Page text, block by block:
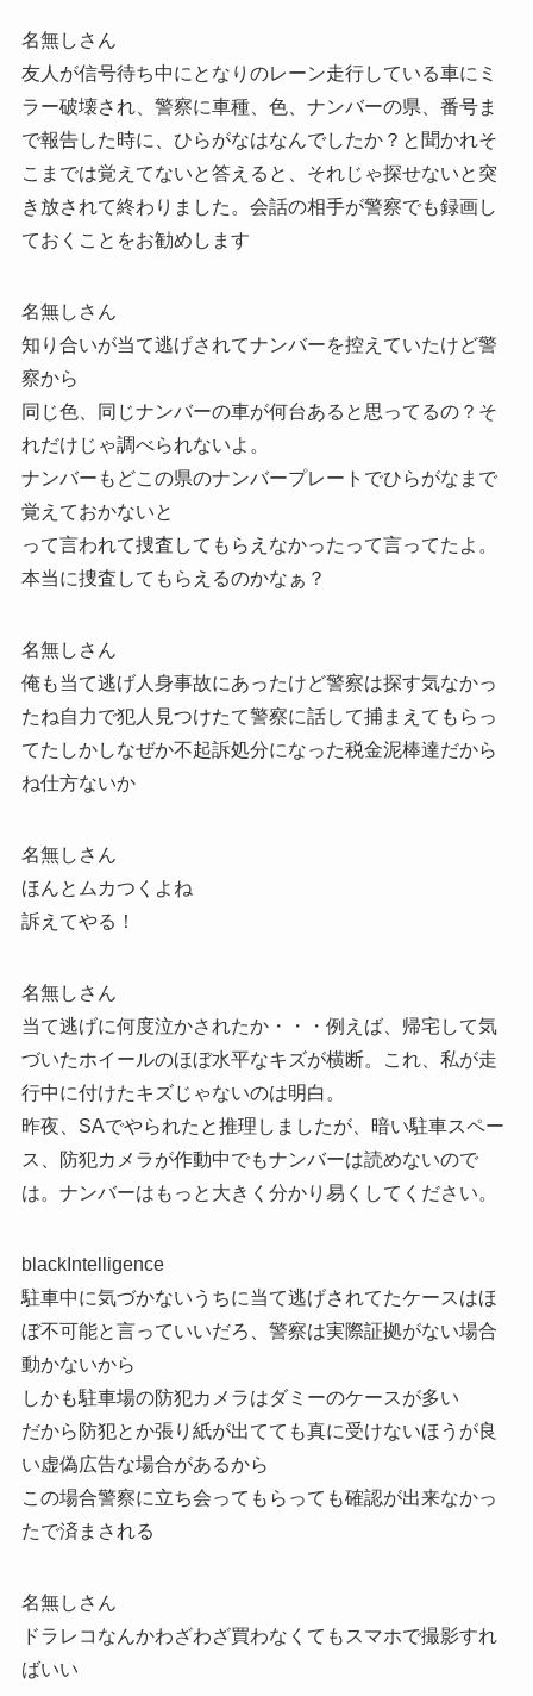
名無しさん
友人が信号待ち中にとなりのレーン走行している車にミ
ラー破壊され、警察に車種、色、ナンバーの県、番号ま
で報告した時に、ひらがなはなんでしたか？と聞かれそ
こまでは覚えてないと答えると、それじゃ探せないと突
き放されて終わりました。会話の相手が警察でも録画し
ておくことをお勧めします
名無しさん
知り合いが当て逃げされてナンバーを控えていたけど警
察から
同じ色、同じナンバーの車が何台あると思ってるの？そ
れだけじゃ調べられないよ。
ナンバーもどこの県のナンバープレートでひらがなまで
覚えておかないと
って言われて捜査してもらえなかったって言ってたよ。
本当に捜査してもらえるのかなぁ？
名無しさん
俺も当て逃げ人身事故にあったけど警察は探す気なかっ
たね自力で犯人見つけたて警察に話して捕まえてもらっ
てたしかしなぜか不起訴処分になった税金泥棒達だから
ね仕方ないか
名無しさん
ほんとムカつくよね
訴えてやる！
名無しさん
当て逃げに何度泣かされたか・・・例えば、帰宅して気
づいたホイールのほぼ水平なキズが横断。これ、私が走
行中に付けたキズじゃないのは明白。
昨夜、SAでやられたと推理しましたが、暗い駐車スペー
ス、防犯カメラが作動中でもナンバーは読めないので
は。ナンバーはもっと大きく分かり易くしてください。
blackIntelligence
駐車中に気づかないうちに当て逃げされてたケースはほ
ぼ不可能と言っていいだろ、警察は実際証拠がない場合
動かないから
しかも駐車場の防犯カメラはダミーのケースが多い
だから防犯とか張り紙が出てても真に受けないほうが良
い虚偽広告な場合があるから
この場合警察に立ち会ってもらっても確認が出来なかっ
たで済まされる
名無しさん
ドラレコなんかわざわざ買わなくてもスマホで撮影すれ
ばいい